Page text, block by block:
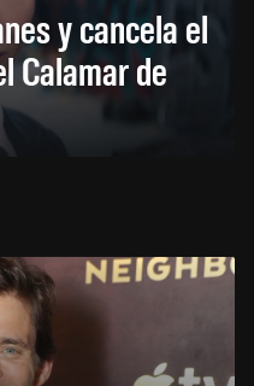
y cancela el
Calamar de